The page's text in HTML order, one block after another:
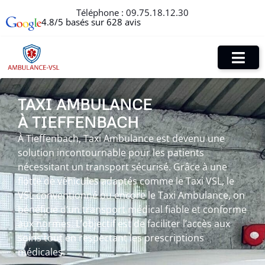
Téléphone : 09.75.18.12.30
4.8/5 basés sur 628 avis
TAXI AMBULANCE
À TIEFFENBACH
À Tieffenbach, Taxi Ambulance est devenu une
solution incontournable pour les patients
nécessitant un transport sécurisé. Grâce à une
flotte de véhicules adaptés comme le Taxi VSL, le
VSL conventionné ou encore le Taxi Ambulance, on
bénéficie d’un transport médical fiable et conforme
aux normes. L’objectif est de faciliter l’accès aux
soins tout en respectant les prescriptions
médicales.